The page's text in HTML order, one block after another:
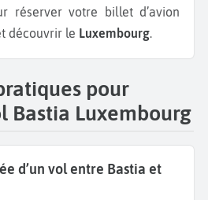
réserver votre billet d’avion
découvrir le Luxembourg.
pour
Bastia Luxembourg
d’un vol entre Bastia et